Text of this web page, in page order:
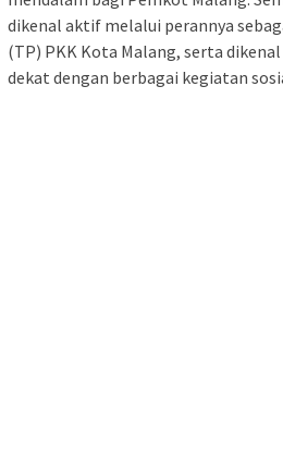
dikenal aktif melalui perannya
(TP) PKK Kota Malang, serta
dekat dengan berbagai kegiatan